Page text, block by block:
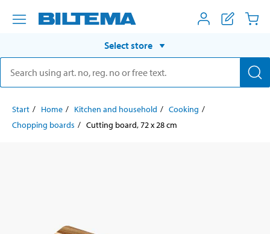
Select store
Start Home Kitchen and household
Cooking
Chopping boards
Cutting board, 72 x 28 cm